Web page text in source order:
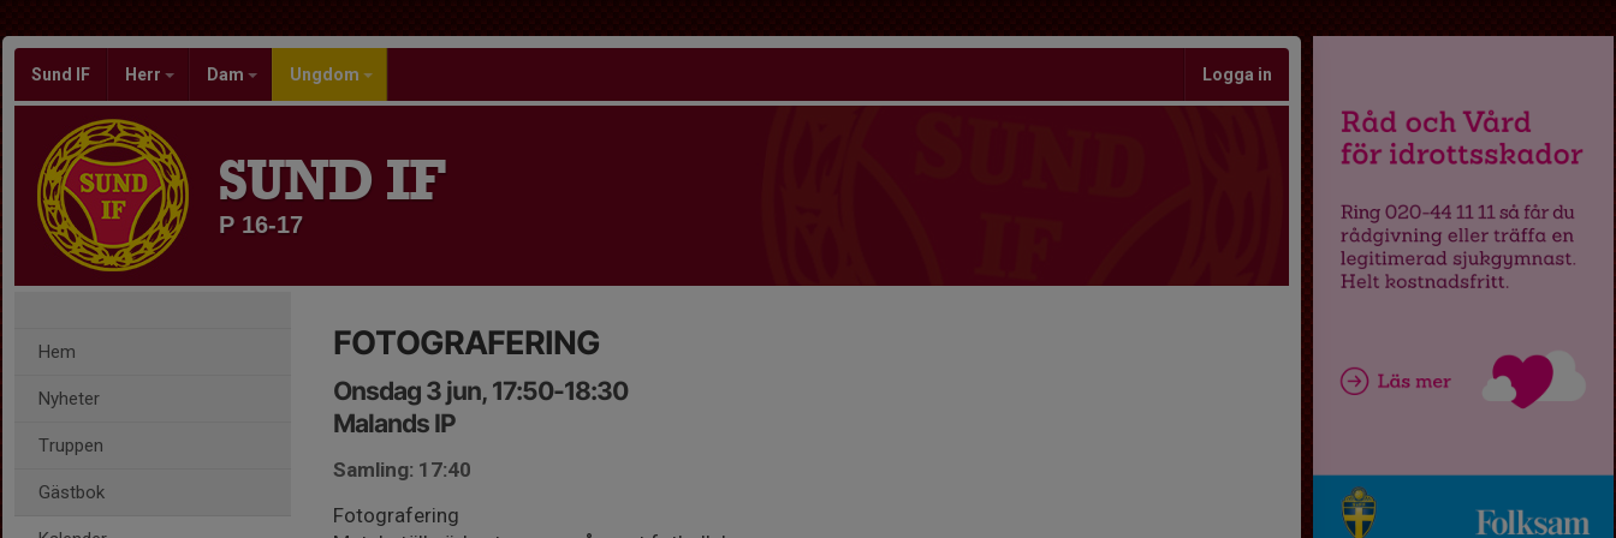
Sund IF Herr Dam Ungdom Logga in
SUND IF
P 16-17
Hem
Nyheter
Truppen
Gästbok
FOTOGRAFERING
Onsdag 3 jun, 17:50-18:30
Malands IP
Samling: 17:40
Fotografering